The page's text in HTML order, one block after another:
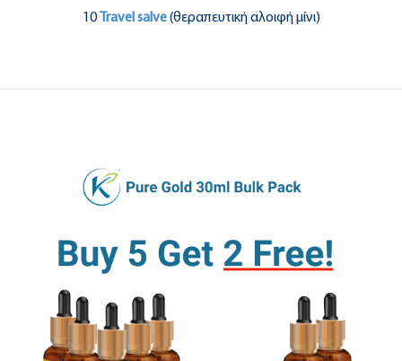
10 Travel salve(θεραπευτική αλοιφή μίνι)